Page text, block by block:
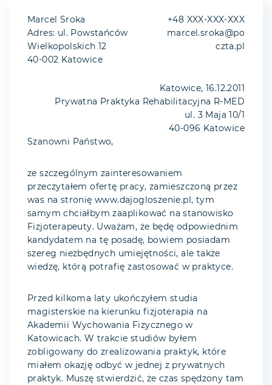
Marcel Sroka
Adres: ul. Powstańców
Wielkopolskich 12
40-002 Katowice
+48 XXX-XXX-XXX
marcel.sroka@po
czta.pl
Katowice, 16.12.2011
Prywatna Praktyka Rehabilitacyjna R-MED
ul. 3 Maja 10/1
40-096 Katowice
Szanowni Państwo,
ze szczególnym zainteresowaniem
przeczytałem ofertę pracy, zamieszczoną przez
was na stronię www.dajogloszenie.pl, tym
samym chciałbym zaaplikować na stanowisko
Fizjoterapeuty. Uważam, że będę odpowiednim
kandydatem na tę posadę, bowiem posiadam
szereg niezbędnych umiejętności, ale także
wiedzę, którą potrafię zastosować w praktyce.
Przed kilkoma laty ukończyłem studia
magisterskie na kierunku fizjoterapia na
Akademii Wychowania Fizycznego w
Katowicach. W trakcie studiów byłem
zobligowany do zrealizowania praktyk, które
miałem okazję odbyć w jednej z prywatnych
praktyk. Muszę stwierdzić, że czas spędzony tam